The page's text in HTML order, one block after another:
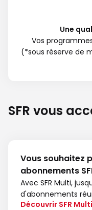
Une
Vos
(*sous réserve de
SFR vous
Vous souhaitez
abonnements
Avec SFR Multi,
d'abonnements
Découvrir SFR Multi